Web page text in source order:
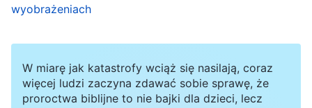
głoszenia ewangelii? Kto weźmie za to
martwym punkcie na ponad miesiąc.
Przywódczyni znów napisała do nas,
wyobrażeniach
W miarę jak katastrofy wciąż się nasilają, coraz
więcej ludzi zaczyna zdawać sobie sprawę, że
proroctwa biblijne to nie bajki dla dzieci, lecz